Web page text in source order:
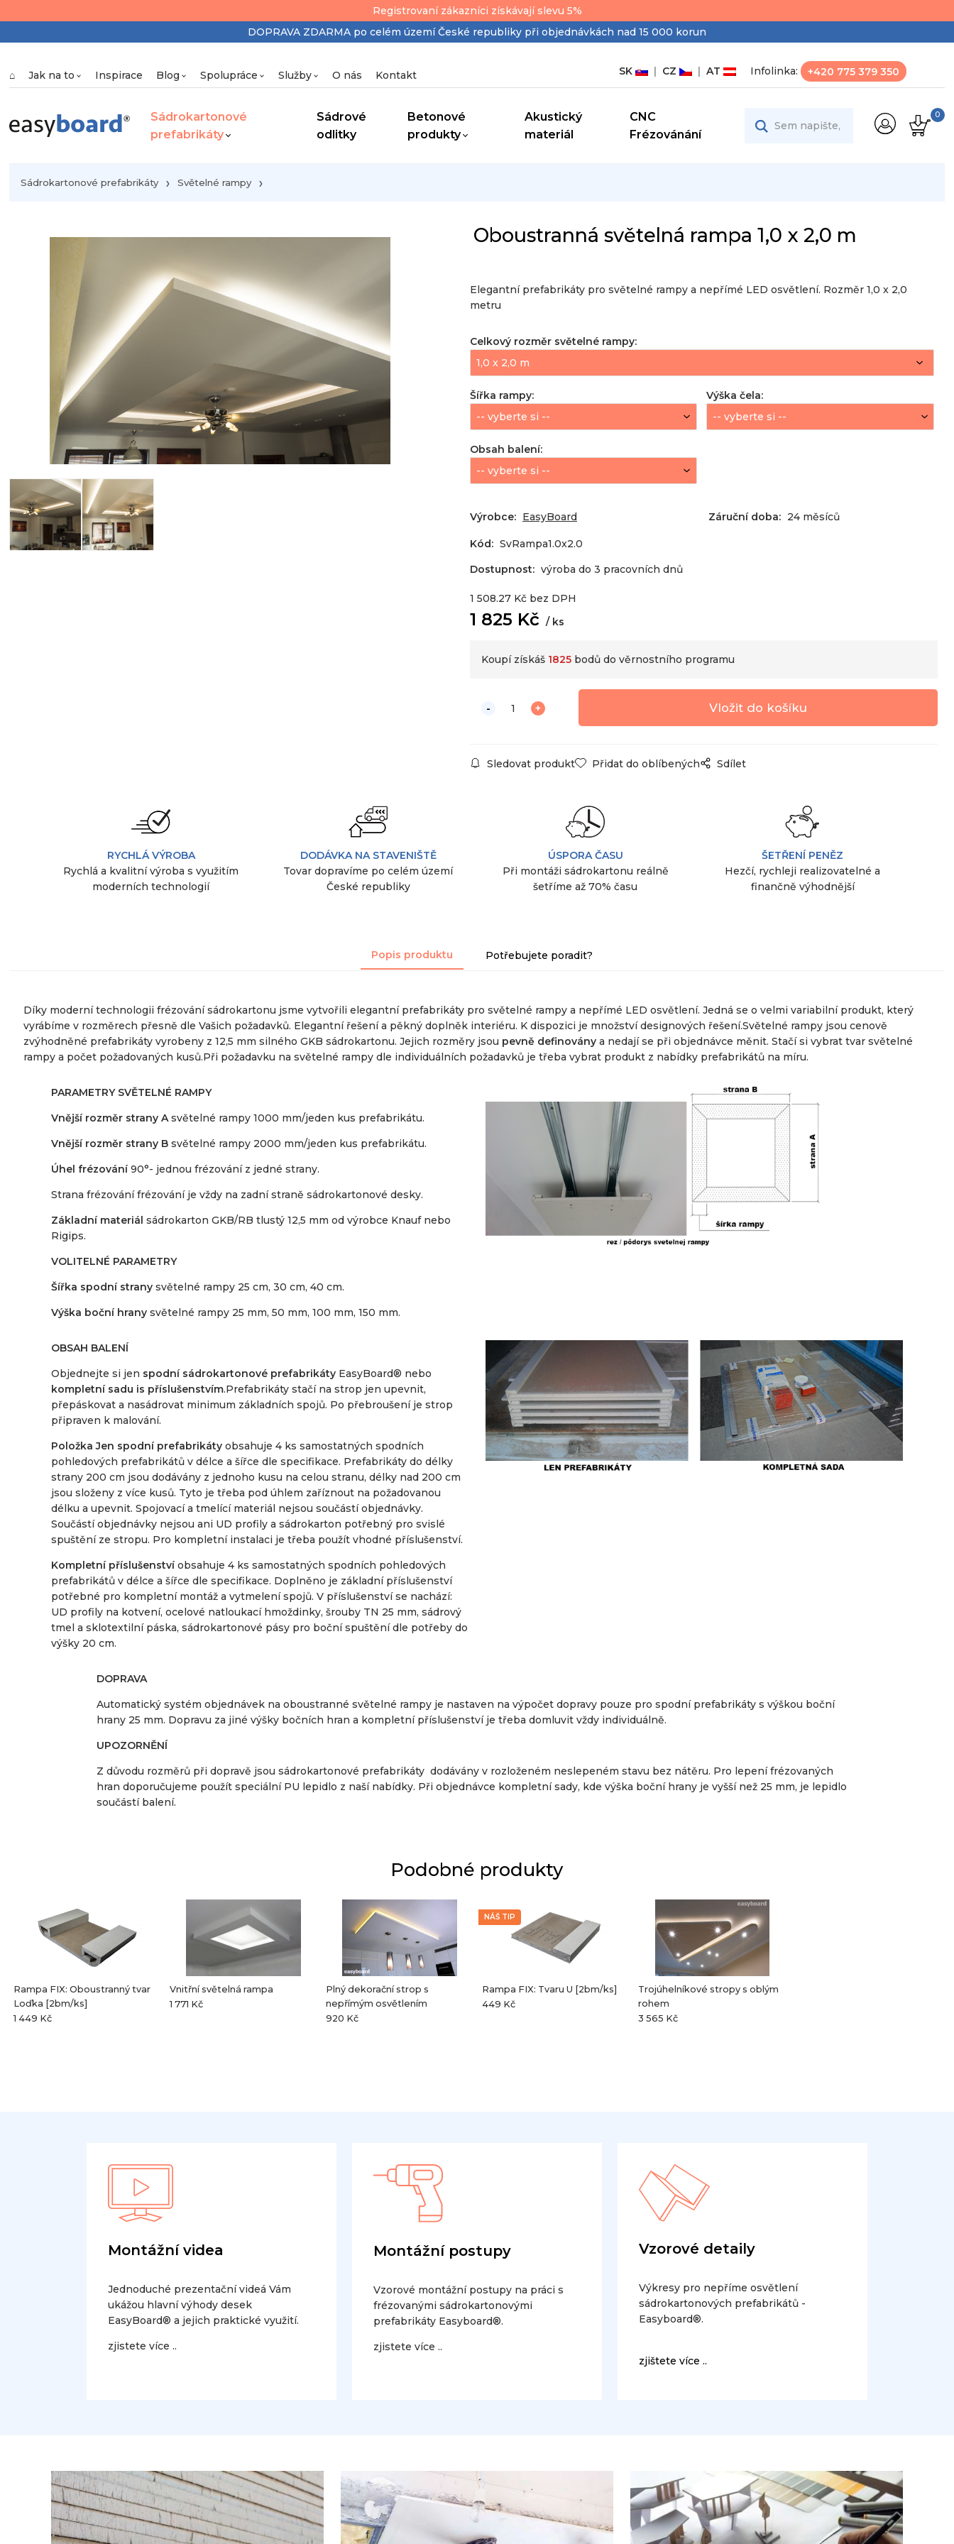
Registrovaní zákazníci získávají slevu 5%
DOPRAVA ZDARMA po celém území České republiky při objednávkách nad 15 000 korun
SK | CZ | AT Infolinka: +420 775 379 350
⌂ Jak na to Inspirace Blog Spolupráce Služby O nás Kontakt
Sádrokartonové
prefabrikáty
Sádrové
odlitky
Betonové
produkty
Akustický
materiál
CNC
Frézovánání
0
Sádrokartonové prefabrikáty Světelné rampy
Oboustranná světelná rampa 1,0 x 2,0 m
Elegantní prefabrikáty pro světelné rampy a nepřímé LED osvětlení. Rozměr 1,0 x 2,0
metru
Celkový rozměr světelné rampy:
Šířka rampy: Výška čela:
Obsah balení:
Výrobce: EasyBoard Záruční doba: 24 měsíců
Kód: SvRampa1.0x2.0
Dostupnost: výroba do 3 pracovních dnů
1 508.27 Kč bez DPH
1 825 Kč ks
Koupí získáš 1825 bodů do věrnostního programu
Sledovat produkt Přidat do oblíbených Sdílet
RYCHLÁ VÝROBA
Rychlá a kvalitní výroba s využitím
moderních technologií
DODÁVKA NA STAVENIŠTĚ
Tovar dopravíme po celém území
České republiky
ÚSPORA ČASU
Při montáži sádrokartonu reálně
šetříme až 70% času
ŠETŘENÍ PENĚZ
Hezčí, rychleji realizovatelné a
finančně výhodnější
Popis produktu Potřebujete poradit?
Díky moderní technologii frézování sádrokartonu jsme vytvořili elegantní prefabrikáty pro světelné rampy a nepřímé LED osvětlení. Jedná se o velmi variabilní produkt, který
vyrábíme v rozměrech přesně dle Vašich požadavků. Elegantní řešení a pěkný doplněk interiéru. K dispozici je množství designových řešení.Světelné rampy jsou cenově
zvýhodněné prefabrikáty vyrobeny z 12,5 mm silného GKB sádrokartonu. Jejich rozměry jsou pevně definovány a nedají se při objednávce měnit. Stačí si vybrat tvar světelné
rampy a počet požadovaných kusů.Při požadavku na světelné rampy dle individuálních požadavků je třeba vybrat produkt z nabídky prefabrikátů na míru.
PARAMETRY SVĚTELNÉ RAMPY
Vnější rozměr strany Asvětelné rampy 1000 mm/jeden kus prefabrikátu.
Vnější rozměr strany Bsvětelné rampy 2000 mm/jeden kus prefabrikátu.
Úhel frézování90°- jednou frézování z jedné strany.
Strana frézování frézování je vždy na zadní straně sádrokartonové desky.
Základní materiál sádrokarton GKB/RB tlustý 12,5 mm od výrobce Knauf nebo
Rigips.
VOLITELNÉ PARAMETRY
Šířka spodní stranysvětelné rampy 25 cm, 30 cm, 40 cm.
Výška boční hranysvětelné rampy 25 mm, 50 mm, 100 mm, 150 mm.
OBSAH BALENÍ
Objednejte si jen spodní sádrokartonové prefabrikátyEasyBoard® nebo
kompletní sadu is příslušenstvím.Prefabrikáty stačí na strop jen upevnit,
přepáskovat a nasádrovat minimum základních spojů. Po přebroušení je strop
připraven k malování.
Položka Jen spodní prefabrikátyobsahuje 4 ks samostatných spodních
pohledových prefabrikátů v délce a šířce dle specifikace. Prefabrikáty do délky
strany 200 cm jsou dodávány z jednoho kusu na celou stranu, délky nad 200 cm
jsou složeny z více kusů. Tyto je třeba pod úhlem zaříznout na požadovanou
délku a upevnit. Spojovací a tmelící materiál nejsou součástí objednávky.
Součástí objednávky nejsou ani UD profily a sádrokarton potřebný pro svislé
spuštění ze stropu. Pro kompletní instalaci je třeba použít vhodné příslušenství.
Kompletní příslušenstvíobsahuje 4 ks samostatných spodních pohledových
prefabrikátů v délce a šířce dle specifikace. Doplněno je základní příslušenství
potřebné pro kompletní montáž a vytmelení spojů. V příslušenství se nachází:
UD profily na kotvení, ocelové natloukací hmoždinky, šrouby TN 25 mm, sádrový
tmel a sklotextilní páska, sádrokartonové pásy pro boční spuštění dle potřeby do
výšky 20 cm.
DOPRAVA
Automatický systém objednávek na oboustranné světelné rampy je nastaven na výpočet dopravy pouze pro spodní prefabrikáty s výškou boční
hrany 25 mm. Dopravu za jiné výšky bočních hran a kompletní příslušenství je třeba domluvit vždy individuálně.
UPOZORNĚNÍ
Z důvodu rozměrů při dopravě jsou sádrokartonové prefabrikáty dodávány v rozloženém neslepeném stavu bez nátěru. Pro lepení frézovaných
hran doporučujeme použít speciální PU lepidlo z naší nabídky. Při objednávce kompletní sady, kde výška boční hrany je vyšší než 25 mm, je lepidlo
součástí balení.
Podobné produkty
Rampa FIX: Oboustranný tvar
Loďka [2bm/ks]
1 449 Kč
Vnitřní světelná rampa
1 771 Kč
Plný dekorační strop s
nepřímým osvětlením
920 Kč
Rampa FIX: Tvaru U [2bm/ks]
NÁŠ TIP
449 Kč
Trojúhelníkové stropy s oblým
rohem
3 565 Kč
Montážní videa
Jednoduché prezentační videá Vám
ukážou hlavní výhody desek
EasyBoard® a jejich praktické využití.
zjistete více ..
Montážní postupy
Vzorové montážní postupy na práci s
frézovanými sádrokartonovými
prefabrikáty Easyboard®.
zjistete více ..
Vzorové detaily
Výkresy pro nepříme osvětlení
sádrokartonových prefabrikátů -
Easyboard®.
zjištete více ..
f